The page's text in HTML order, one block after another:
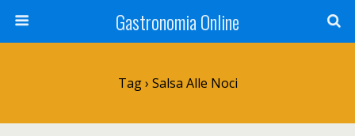
Gastronomia Online
Tag › Salsa Alle Noci